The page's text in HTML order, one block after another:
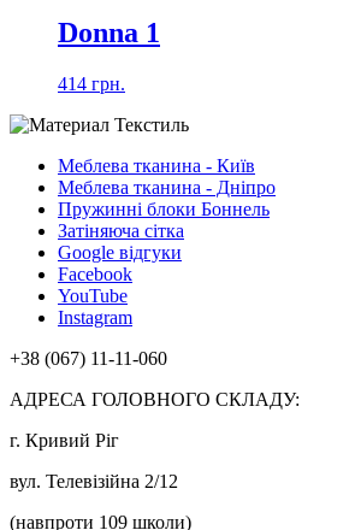
Donna 1
414 грн.
Меблева тканина - Київ
Меблева тканина - Дніпро
Пружинні блоки Боннель
Затіняюча сітка
Google відгуки
Facebook
YouTube
Instagram
+38 (067) 11-11-060
АДРЕСА ГОЛОВНОГО СКЛАДУ:
г. Кривий Ріг
вул. Телевізійна 2/12
(навпроти 109 школи)